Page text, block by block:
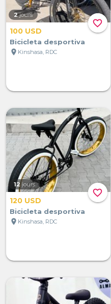
favorite_border
2 jours
100 USD
Bicicleta desportiva
location_on Kinshasa, RDC
favorite_border
12 jours
120 USD
Bicicleta desportiva
location_on Kinshasa, RDC